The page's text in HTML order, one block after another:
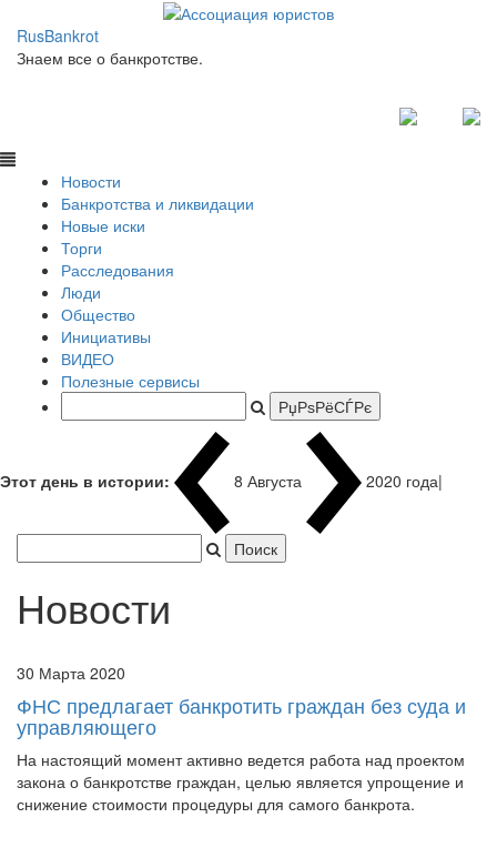
RusBankrot
Знаем все о банкротстве.
Новости
Банкротства и ликвидации
Новые иски
Торги
Расследования
Люди
Общество
Инициативы
ВИДЕО
Полезные сервисы
Этот день в истории: 8 Августа 1937 года
Новости
ФНС предлагает банкротить граждан без суда и
управляющего
На настоящий момент активно ведется работа над проектом
закона о банкротстве граждан, целью является упрощение и